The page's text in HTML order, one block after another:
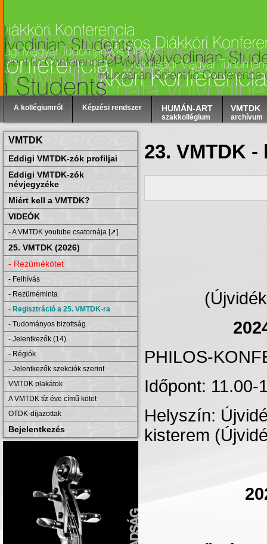
A kollégiumról Képzési rendszer HUMÁN-ART
szakkollégium
VMTDK
archívum
VMTDK
Eddigi VMTDK-zók profiljai
Eddigi VMTDK-zók
névjegyzéke
Miért kell a VMTDK?
VIDEÓK
- A VMTDK youtube csatornája [➚]
25. VMTDK (2026)
- Rezümékötet
- Felhívás
- Rezüméminta
- Regisztráció a 25. VMTDK-ra
- Tudományos bizottság
- Jelentkezők (14)
- Régiók
- Jelentkezők szekciók szerint
VMTDK plakátok
A VMTDK tíz éve című kötet
OTDK-díjazottak
Bejelentkezés
23. VMTDK
PHILOS-
Időpont:
Helyszín:
kisterem